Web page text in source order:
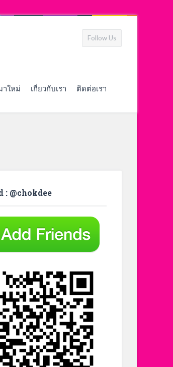
Follow Us
าใหม่ เกี่ยวกับเรา ติดต่อเรา
: @chokdee